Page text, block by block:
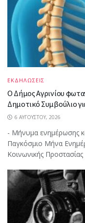
ΕΚΔΗΛΩΣΕΙΣ
Ο Δήμος Αγρινίου
Δημοτικό Συμβούλιο
6 ΑΥΓΟΎΣΤΟΥ, 2026
- Μήνυμα ενημέρωσης
Παγκόσμιο Μήνα
Κοινωνικής